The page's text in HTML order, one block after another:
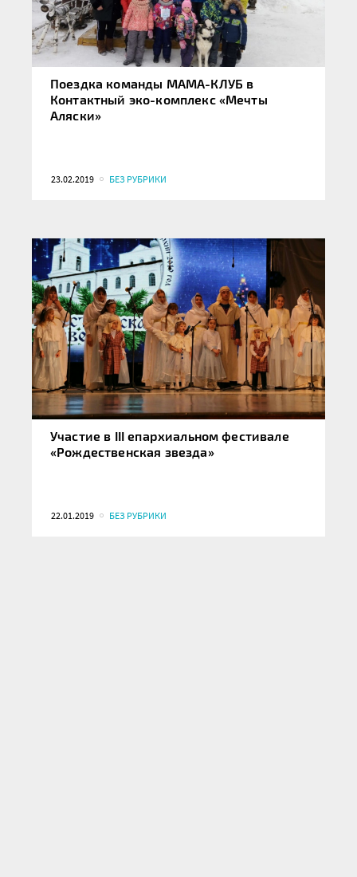
Поездка команды МАМА-КЛУБ в
Контактный эко-комплекс «Мечты
Аляски»
23.02.2019 БЕЗ РУБРИКИ
Участие в III епархиальном фестивале
«Рождественская звезда»
22.01.2019 БЕЗ РУБРИКИ